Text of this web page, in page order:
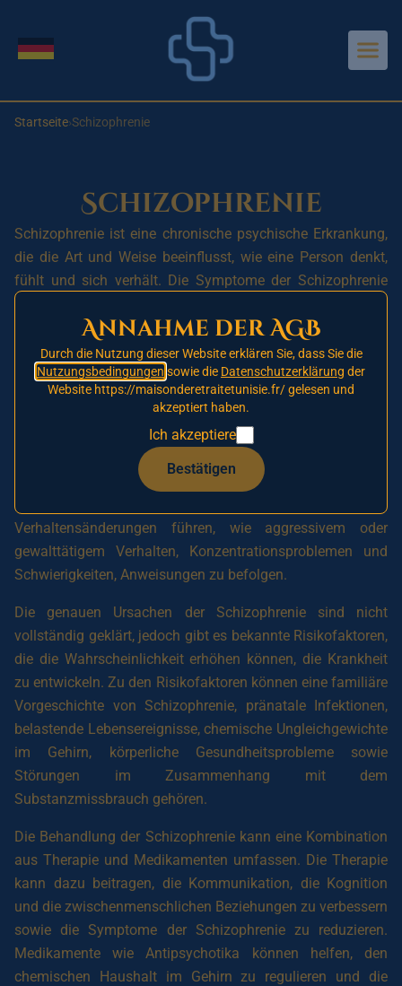
Sprache wechseln
Startseite›Schizophrenie
Schizophrenie
Schizophrenie ist eine chronische psychische Erkrankung,
die die Art und Weise beeinflusst, wie eine Person denkt,
fühlt und sich verhält. Die Symptome der Schizophrenie
können großes Leid verursachen und das tägliche Leben
der betroffenen Person beeinträchtigen.
Die Symptome der Schizophrenie können Halluzinationen
(Dinge hören, sehen oder wahrnehmen, die nicht real sind),
Wahnvorstellungen (falsche oder unlogische
Überzeugungen), Denk- und Sprachstörungen, sozialen und
emotionalen Rückzug, Antriebslosigkeit sowie mangelnde
Selbstfürsorge umfassen. Die Symptome können auch zu
Verhaltensänderungen führen, wie aggressivem oder
gewalttätigem Verhalten, Konzentrationsproblemen und
Schwierigkeiten, Anweisungen zu befolgen.
Die genauen Ursachen der Schizophrenie sind nicht
vollständig geklärt, jedoch gibt es bekannte Risikofaktoren,
die die Wahrscheinlichkeit erhöhen können, die Krankheit
zu entwickeln. Zu den Risikofaktoren können eine familiäre
Vorgeschichte von Schizophrenie, pränatale Infektionen,
belastende Lebensereignisse, chemische Ungleichgewichte
im Gehirn, körperliche Gesundheitsprobleme sowie
Störungen im Zusammenhang mit dem
Substanzmissbrauch gehören.
Die Behandlung der Schizophrenie kann eine Kombination
aus Therapie und Medikamenten umfassen. Die Therapie
kann dazu beitragen, die Kommunikation, die Kognition
und die zwischenmenschlichen Beziehungen zu verbessern
sowie die Symptome der Schizophrenie zu reduzieren.
Medikamente wie Antipsychotika können helfen, den
chemischen Haushalt im Gehirn zu regulieren und die
Annahme der AGB
Durch die Nutzung dieser Website erklären Sie, dass Sie die
Nutzungsbedingungensowie die Datenschutzerklärung der
Website https://maisonderetraitetunisie.fr/ gelesen und
akzeptiert haben.
Ich akzeptiere
Bestätigen